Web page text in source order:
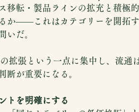
移転・製品ラインの拡充と積極
か——これはカテゴリーを開拓
いだ。
拡張という一点に集中し、流通
断が重要になる。
トを明確にする